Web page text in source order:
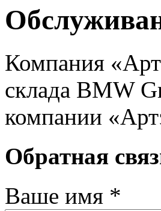
Компания
склада BMW
компании
Обратная
Ваше имя *